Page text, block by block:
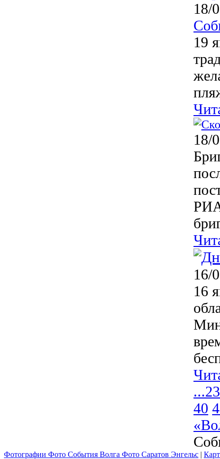
18/
19
18/
РИА
16/
16
...23
40
Фотографии Фото События Волга Фото Саратов Энгельс |